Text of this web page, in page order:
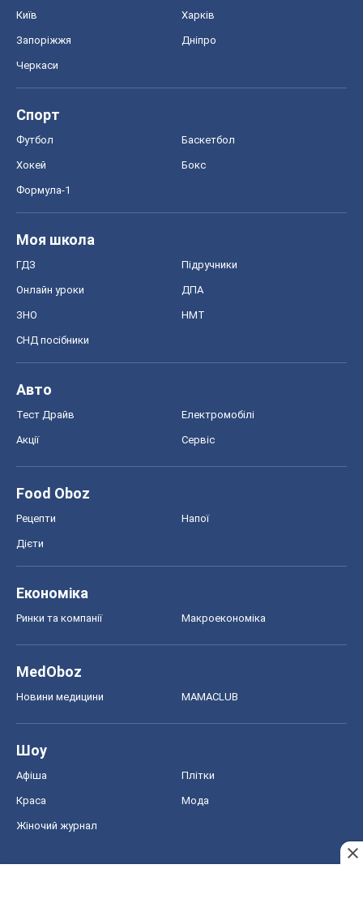
Київ Харків
Запоріжжя Дніпро
Черкаси
Спорт
Футбол Баскетбол
Хокей Бокс
Формула-1
Моя школа
ГДЗ Підручники
Онлайн уроки ДПА
ЗНО НМТ
СНД посібники
Авто
Тест Драйв Електромобілі
Акції Сервіс
Food Oboz
Рецепти Напої
Дієти
Економіка
Ринки та компанії Макроекономіка
MedOboz
Новини медицини MAMACLUB
Шоу
Афіша Плітки
Краса Мода
Жіночий журнал